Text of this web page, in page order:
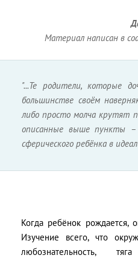
Материал написан в
"...Те родители, которые
большинстве своём
либо просто молча крутят
описанные выше пункты
сферического ребёнка в
Когда ребёнок рождается,
Изучение всего, что
любознательность,